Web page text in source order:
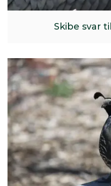
Skibe svar